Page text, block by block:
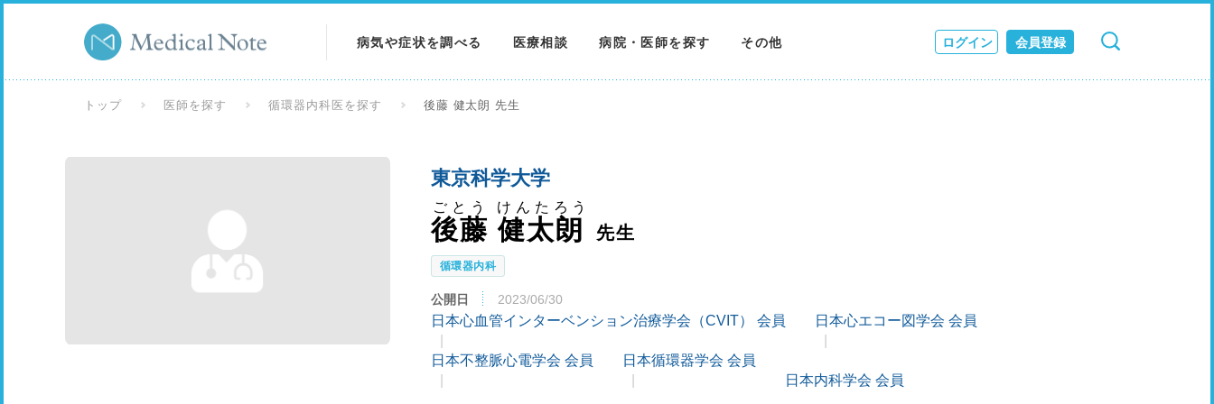
病気や症状を調べる
検査を調べる
医療相談 病院・医師を探す その他 ログイン 会員登録
検索 キャンセル
トップ 医師を探す 循環器内科医を探す 後藤 健太朗 先生
東京科学大学
後藤 健太朗
ごとう けんたろう
先生
循環器内科
公開日 2023/06/30
日本心血管インターベンション治療学会（CVIT） 会員 日本心エコー図学会 会員
日本不整脈心電学会 会員
日本循環器学会 会員
日本内科学会 会員